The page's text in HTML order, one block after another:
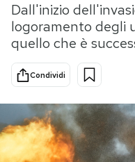
Tecnologia
Internet
Scienza
Cultura
Economia
Sport
Dall'inizio
logoramento degli
quello che è
Condividi